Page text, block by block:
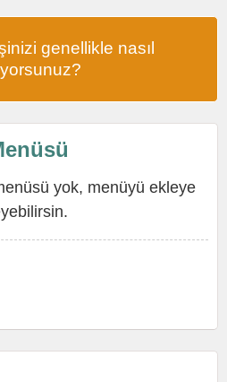
genellikle nasıl
yok, menüyü ekleye